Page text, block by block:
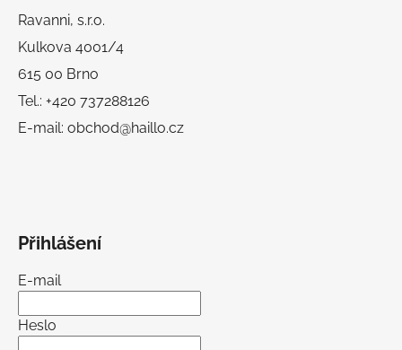
Ravanni, s.r.o.
Kulkova 4001/4
615 00 Brno
Tel.: +420 737288126
E-mail: obchod@haillo.cz
Přihlášení
E-mail
Heslo